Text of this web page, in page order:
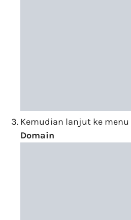
Kemudian lanjut ke menu
Domain